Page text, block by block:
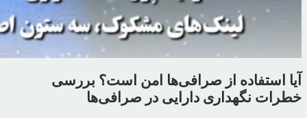
آیا استفاده از صرافی‌ها امن است؟ بررسی
خطرات نگهداری دارایی در صرافی‌ها